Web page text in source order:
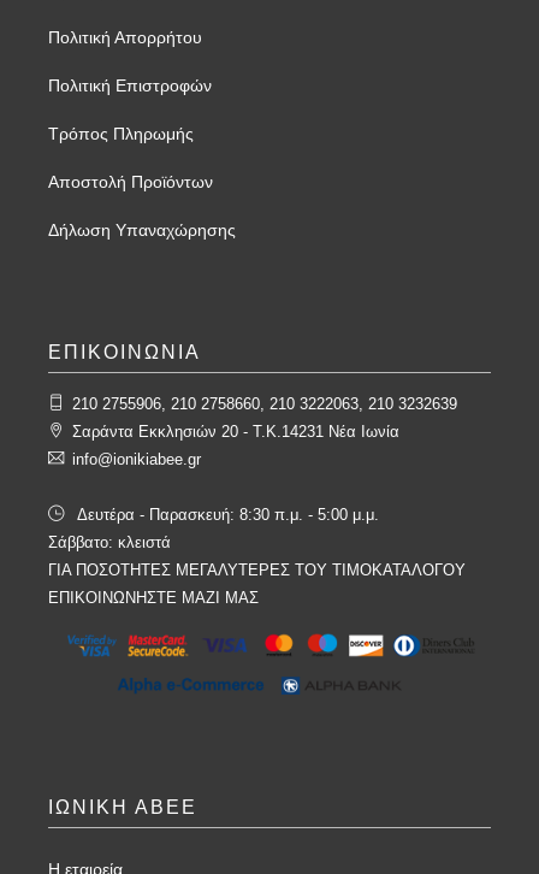
Πολιτική Απορρήτου
Πολιτική Επιστροφών
Τρόπος Πληρωμής
Αποστολή Προϊόντων
Δήλωση Υπαναχώρησης
ΕΠΙΚΟΙΝΩΝΙΑ
210 2755906, 210 2758660, 210 3222063, 210 3232639
Σαράντα Εκκλησιών 20 - T.K.14231 Νέα Ιωνία
info@ionikiabee.gr
Δευτέρα - Παρασκευή: 8:30 π.μ. - 5:00 μ.μ.
Σάββατο: κλειστά
ΓΙΑ ΠΟΣΟΤΗΤΕΣ ΜΕΓΑΛΥΤΕΡΕΣ ΤΟΥ ΤΙΜΟΚΑΤΑΛΟΓΟΥ
ΕΠΙΚΟΙΝΩΝΗΣΤΕ ΜΑΖΙ ΜΑΣ
ΙΩΝΙΚΗ ΑΒΕΕ
Η εταιρεία